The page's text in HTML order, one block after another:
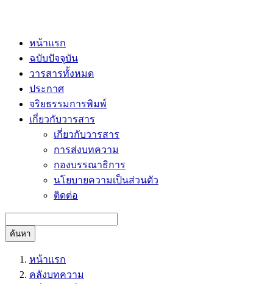
หน้าแรก
ฉบับปัจจุบัน
วารสารทั้งหมด
ประกาศ
จริยธรรมการพิมพ์
เกี่ยวกับวารสาร
เกี่ยวกับวารสาร
การส่งบทความ
กองบรรณาธิการ
นโยบายความเป็นส่วนตัว
ติดต่อ
ค้นหา
หน้าแรก
คลังบทความ